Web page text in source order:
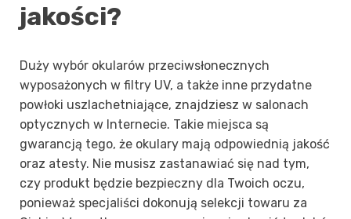
jakości?
Duży wybór okularów przeciwsłonecznych
wyposażonych w filtry UV, a także inne przydatne
powłoki uszlachetniające, znajdziesz w salonach
optycznych w Internecie. Takie miejsca są
gwarancją tego, że okulary mają odpowiednią jakość
oraz atesty. Nie musisz zastanawiać się nad tym,
czy produkt będzie bezpieczny dla Twoich oczu,
ponieważ specjaliści dokonują selekcji towaru za